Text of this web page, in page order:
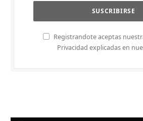
Registrandote aceptas
Privacidad explicadas en